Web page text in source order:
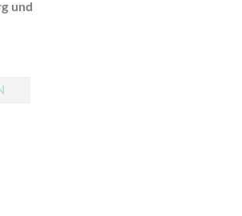
und